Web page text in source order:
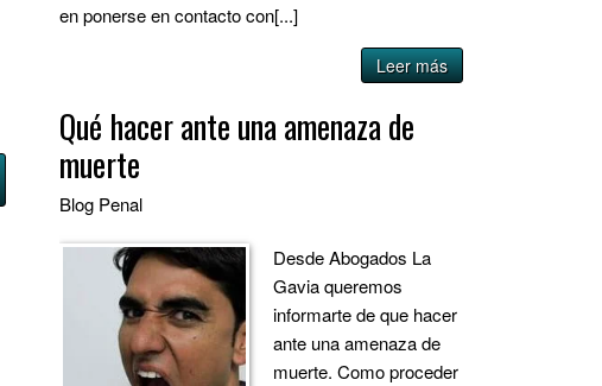
en ponerse en contacto con[...]
Leer más
Qué hacer ante una amenaza de
muerte
Blog Penal
Desde Abogados La
Gavia queremos
informarte de que hacer
ante una amenaza de
muerte. Como proceder